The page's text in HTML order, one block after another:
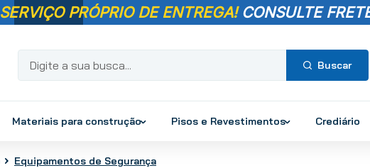
SERVIÇO PRÓPRIO DE ENTREGA! CONSULTE
Digite a sua busca...
Materiais para construção Pisos e Revestimentos Crediário
Equipamentos de Segurança
Termos mais